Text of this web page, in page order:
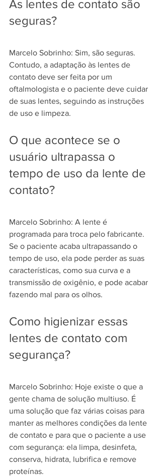
As lentes de contato são
seguras?
Marcelo Sobrinho: Sim, são seguras.
Contudo, a adaptação às lentes de
contato deve ser feita por um
oftalmologista e o paciente deve cuidar
de suas lentes, seguindo as instruções
de uso e limpeza.
O que acontece se o
usuário ultrapassa o
tempo de uso da lente de
contato?
Marcelo Sobrinho: A lente é
programada para troca pelo fabricante.
Se o paciente acaba ultrapassando o
tempo de uso, ela pode perder as suas
características, como sua curva e a
transmissão de oxigênio, e pode acabar
fazendo mal para os olhos.
Como higienizar essas
lentes de contato com
segurança?
Marcelo Sobrinho: Hoje existe o que a
gente chama de solução multiuso. É
uma solução que faz várias coisas para
manter as melhores condições da lente
de contato e para que o paciente a use
com segurança: ela limpa, desinfeta,
conserva, hidrata, lubrifica e remove
proteínas.